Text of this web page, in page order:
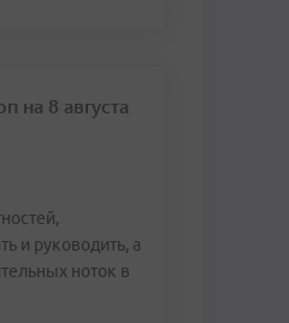
на 8 августа
и руководить, а
ноток в